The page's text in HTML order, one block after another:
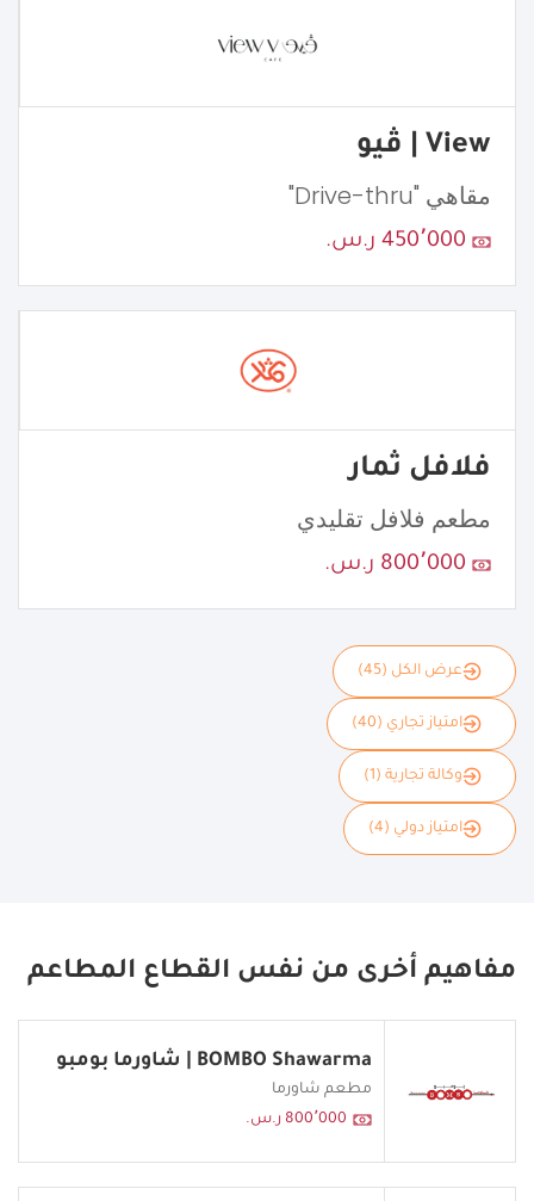
View | ڤيو
مقاهي "Drive-thru"
450٬000 ر.س.
فلافل ثمار
مطعم فلافل تقليدي
800٬000 ر.س.
عرض الكل (45)
امتياز تجاري (40)
وكالة تجارية (1)
امتياز دولي (4)
مفاهيم أخرى من نفس القطاع المطاعم
BOMBO Shawarma | شاورما بومبو
مطعم شاورما
800٬000 ر.س.